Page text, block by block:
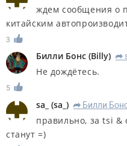
ждем сообщения о
китайским
3
Билли Бонс (Billy) R
Не дождётесь.
5
sa_ (sa_ ) R Билли
правильно, за tsi &
станут =)